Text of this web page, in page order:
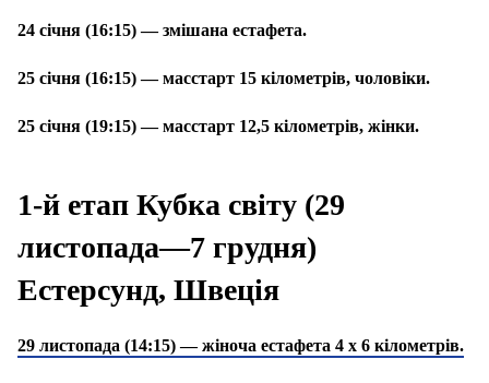
24 січня (16:15) — змішана естафета.
25 січня (16:15) — масстарт 15 кілометрів, чоловіки.
25 січня (19:15) — масстарт 12,5 кілометрів, жінки.
1-й етап Кубка світу (29
листопада—7 грудня)
Естерсунд, Швеція
29 листопада (14:15) — жіноча естафета 4 х 6 кілометрів.